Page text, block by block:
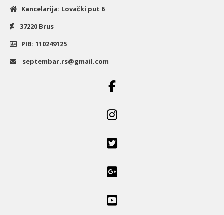
Kancelarija: Lovački put 6
37220 Brus
PIB: 110249125
septembar.rs@gmail.com